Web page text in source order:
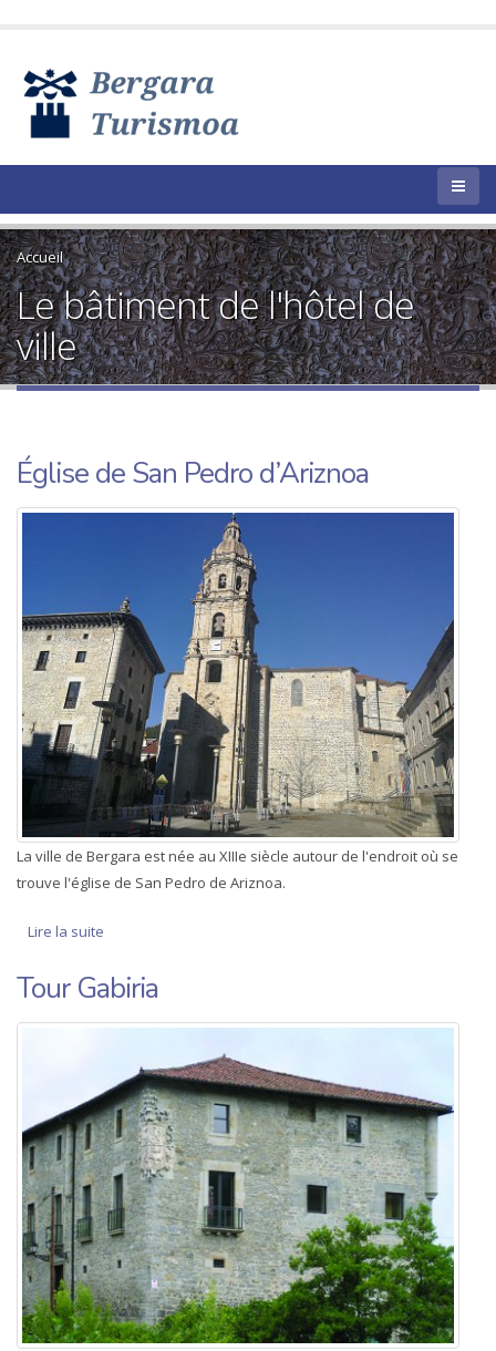
Accueil
Le bâtiment de l'hôtel de
ville
Église de San Pedro d’Ariznoa
La ville de Bergara est née au XIIIe siècle autour de l'endroit où se
trouve l'église de San Pedro de Ariznoa.
Lire la suite
Tour Gabiria